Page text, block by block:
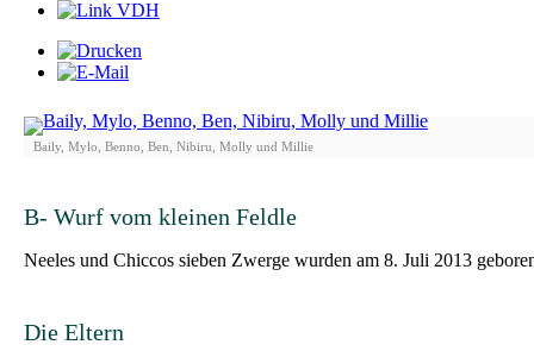
Baily, Mylo, Benno, Ben, Nibiru, Molly und Millie
B- Wurf vom kleinen Feldle
Neeles und Chiccos sieben Zwerge wurden am 8. Juli 2013
Die Eltern